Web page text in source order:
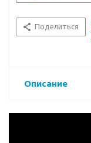
Поделиться
Описание